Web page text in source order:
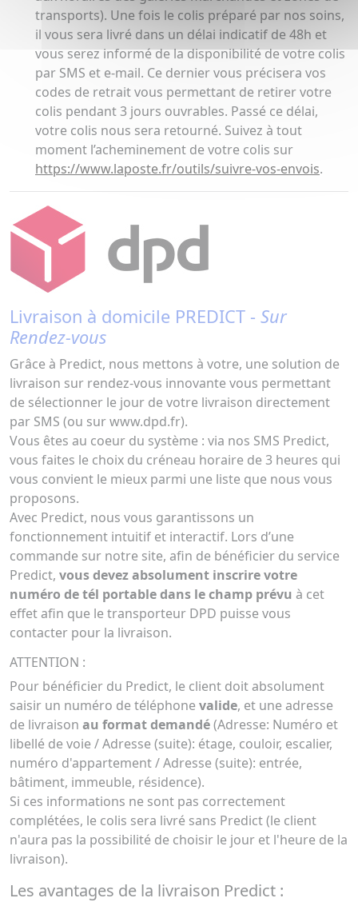
transports). Une fois le colis préparé par nos soins,
il vous sera livré dans un délai indicatif de 48h et
vous serez informé de la disponibilité de votre colis
par SMS et e-mail. Ce dernier vous précisera vos
codes de retrait vous permettant de retirer votre
colis pendant 3 jours ouvrables. Passé ce délai,
votre colis nous sera retourné. Suivez à tout
moment l’acheminement de votre colis sur
https://www.laposte.fr/outils/suivre-vos-envois.
Livraison à domicile PREDICT - Sur
Rendez-vous
Grâce à Predict, nous mettons à votre, une solution de
livraison sur rendez-vous innovante vous permettant
de sélectionner le jour de votre livraison directement
par SMS (ou sur www.dpd.fr).
Vous êtes au coeur du système : via nos SMS Predict,
vous faites le choix du créneau horaire de 3 heures qui
vous convient le mieux parmi une liste que nous vous
proposons.
Avec Predict, nous vous garantissons un
fonctionnement intuitif et interactif. Lors d’une
commande sur notre site, afin de bénéficier du service
Predict, vous devez absolument inscrire votre
numéro de tél portable dans le champ prévu à cet
effet afin que le transporteur DPD puisse vous
contacter pour la livraison.
ATTENTION :
Pour bénéficier du Predict, le client doit absolument
saisir un numéro de téléphone valide, et une adresse
de livraison au format demandé(Adresse: Numéro et
libellé de voie / Adresse (suite): étage, couloir, escalier,
numéro d'appartement / Adresse (suite): entrée,
bâtiment, immeuble, résidence).
Si ces informations ne sont pas correctement
complétées, le colis sera livré sans Predict (le client
n'aura pas la possibilité de choisir le jour et l'heure de la
livraison).
Les avantages de la livraison Predict :